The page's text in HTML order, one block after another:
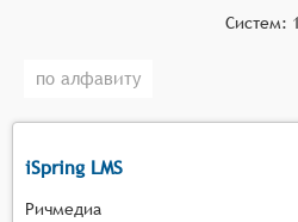
Классификатор
для систем. Для того,
функциональные
Масштабируемая
Систем:
по алфавиту
iSpring LMS
Ричмедиа